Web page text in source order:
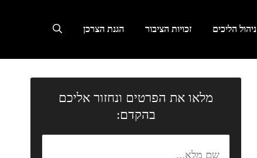
ניהול הליכים זכויות הציבור הגנת הצרכן
מלאו את הפרטים ונחזור אליכם
בהקדם: